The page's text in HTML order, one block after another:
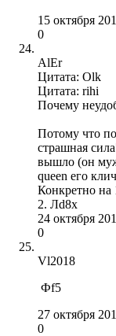
15 октября
0
AlEr
Цитата: Olk
Цитата: rihi
Почему
Потому что
страшная
вышло (он
queen его
Конкретно
2. Лd8x
24 октября
0
Vl2018
Фf5
27 октября
0